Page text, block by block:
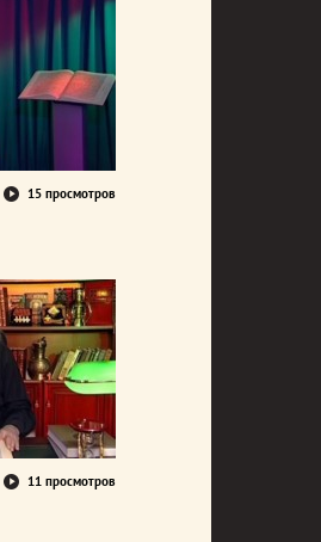
15 просмотров
11 просмотров